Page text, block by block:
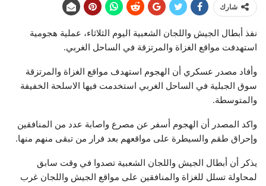
شارك
نفذ أبطال الجيش واللجان الشعبية اليوم الثلاثاء، عملية هجومية
استهدفت مواقع الغزاة والمرتزقة في الساحل الغربي.
وأفاد مصدر عسكري أن الهجوم استهدف مواقع الغزاة والمرتزقة
سوق الجبلية في الساحل الغربي استخدمت فيها الاسلحة الخفيفة
والمتوسطة.
واكد المصدر أن الهجوم أسفر عن مصرع واصابة عدد من المنافقين
وإحراق طقم والسيطرة على مواقعهم بعد فرار من تبقى منهم منها.
يذكر أن أبطال الجيش واللجان الشعبية تصدوا في وقت سابق
لمحاولة تسلل للغزاة والمنافقين على مواقع الجيش واللجان غرب